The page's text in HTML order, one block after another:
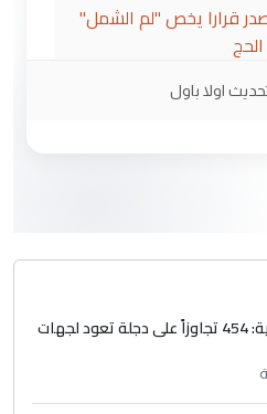
قرارا يخص "لم الشمل"
دولة ومفتوحة لانضمام
4
طبية متزوج و
سكني بغداد أرغب في
اولا باول
الموارد المائية: 454 تجاوزاً على دجلة تعود لجهات